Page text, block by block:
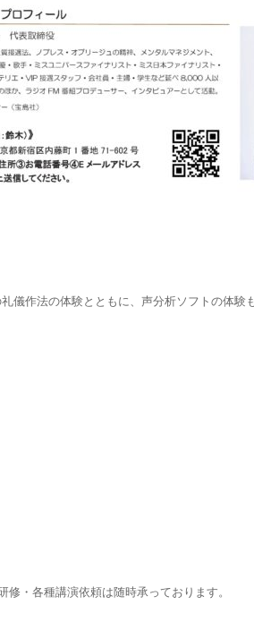
儀作法の体験とともに、声分析ソフトの体験
・各種講演依頼は随時承っております。